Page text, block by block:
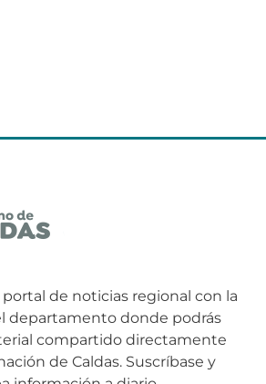
portal de noticias regional con la
departamento donde podrás
compartido directamente
de Caldas. Suscríbase y